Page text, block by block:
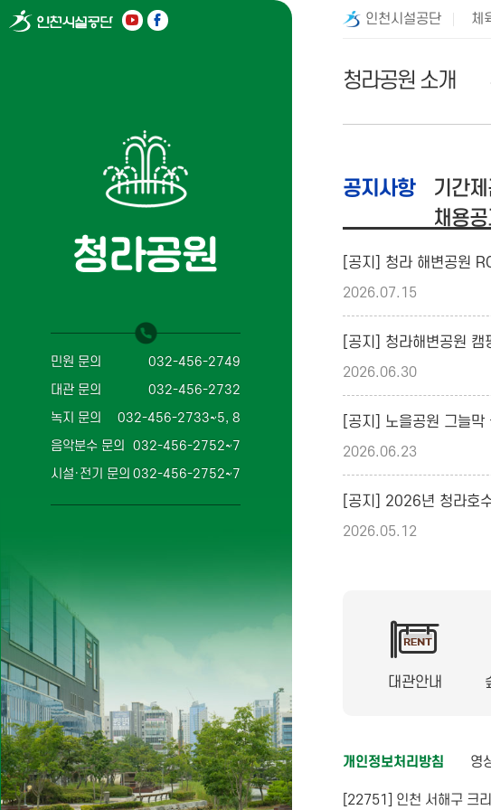
민원 문의
032-456-2749
대관 문의
032-456-2732
녹지 문의
032-456-2733~5, 8
음악분수 문의
032-456-2752~7
시설·전기 문의 032-456-2752~7
인천시설공단 체
청라공원 소개
공지사항
2026.07.15
2026.06.30
2026.06.23
2026.05.12
기간
채용
대관안내
개인정보처리방침 영
[22751] 인천 서해구 크